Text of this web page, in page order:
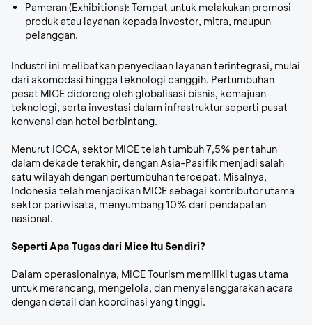
Pameran (Exhibitions): Tempat untuk melakukan promosi
produk atau layanan kepada investor, mitra, maupun
pelanggan.
Industri ini melibatkan penyediaan layanan terintegrasi, mulai
dari akomodasi hingga teknologi canggih. Pertumbuhan
pesat MICE didorong oleh globalisasi bisnis, kemajuan
teknologi, serta investasi dalam infrastruktur seperti pusat
konvensi dan hotel berbintang.
Menurut ICCA, sektor MICE telah tumbuh 7,5% per tahun
dalam dekade terakhir, dengan Asia-Pasifik menjadi salah
satu wilayah dengan pertumbuhan tercepat. Misalnya,
Indonesia telah menjadikan MICE sebagai kontributor utama
sektor pariwisata, menyumbang 10% dari pendapatan
nasional.
Seperti Apa Tugas dari Mice Itu Sendiri?
Dalam operasionalnya, MICE Tourism memiliki tugas utama
untuk merancang, mengelola, dan menyelenggarakan acara
dengan detail dan koordinasi yang tinggi.